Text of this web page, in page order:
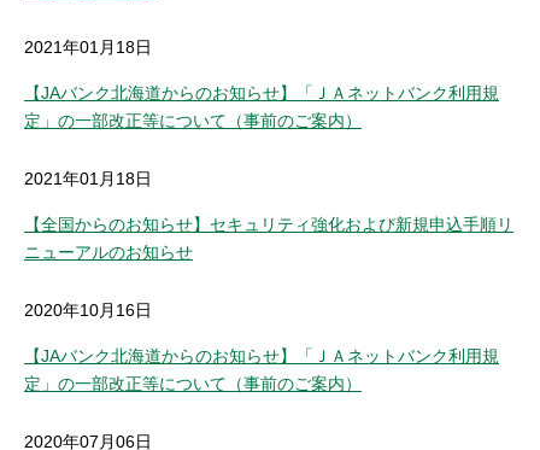
2021年01月18日
【JAバンク北海道からのお知らせ】「ＪＡネットバンク利用規
定」の一部改正等について（事前のご案内）
2021年01月18日
【全国からのお知らせ】セキュリティ強化および新規申込手順リ
ニューアルのお知らせ
2020年10月16日
【JAバンク北海道からのお知らせ】「ＪＡネットバンク利用規
定」の一部改正等について（事前のご案内）
2020年07月06日